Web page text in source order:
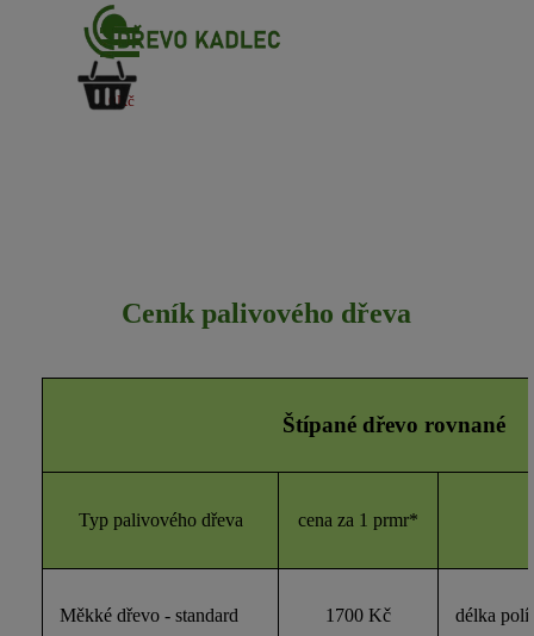
Přejít na obsah Přeskočit menu
0Kč
Ceník palivového dřeva
Štípané dřevo rovnané
Typ palivového dřeva cena za 1 prmr*
Měkké dřevo - standard 1700 Kč délka